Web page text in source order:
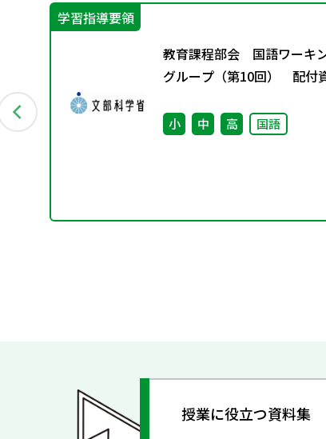
学習指導要領
教育課程部会 国語ワーキ
グループ（第10回） 配付
小 中 高 国語
授業に役立つ資料集